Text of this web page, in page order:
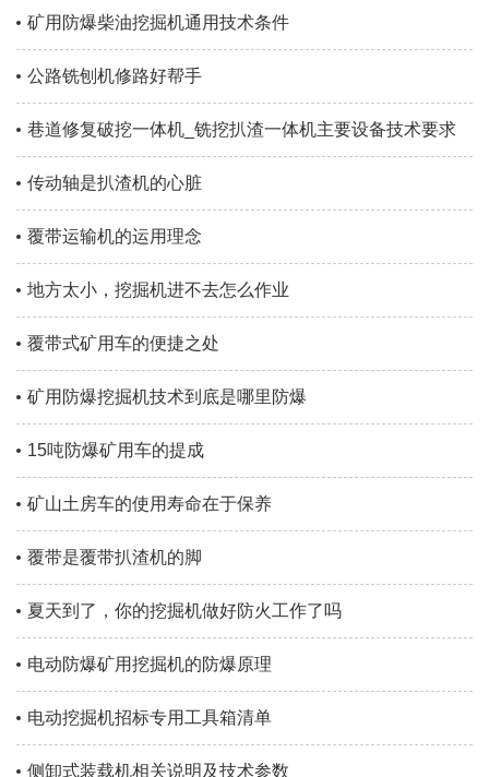
矿用防爆柴油挖掘机通用技术条件
公路铣刨机修路好帮手
巷道修复破挖一体机_铣挖扒渣一体机主要设备技术要求
传动轴是扒渣机的心脏
覆带运输机的运用理念
地方太小，挖掘机进不去怎么作业
覆带式矿用车的便捷之处
矿用防爆挖掘机技术到底是哪里防爆
15吨防爆矿用车的提成
矿山土房车的使用寿命在于保养
覆带是覆带扒渣机的脚
夏天到了，你的挖掘机做好防火工作了吗
电动防爆矿用挖掘机的防爆原理
电动挖掘机招标专用工具箱清单
侧卸式装载机相关说明及技术参数